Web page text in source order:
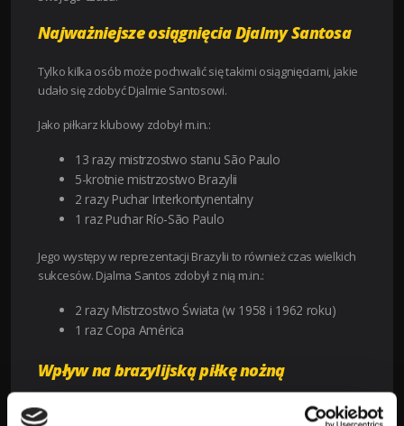
Najważniejsze osiągnięcia Djalmy Santosa
Tylko kilka osób może pochwalić się takimi osiągnięciami, jakie
udało się zdobyć Djalmie Santosowi.
Jako piłkarz klubowy zdobył m.in.:
13 razy mistrzostwo stanu São Paulo
5-krotnie mistrzostwo Brazylii
2 razy Puchar Interkontynentalny
1 raz Puchar Río-São Paulo
Jego występy w reprezentacji Brazylii to również czas wielkich
sukcesów. Djalma Santos zdobył z nią m.in.:
2 razy Mistrzostwo Świata (w 1958 i 1962 roku)
1 raz Copa América
Wpływ na brazylijską piłkę nożną
Djalma Santos to nie tylko legenda piłki nożnej, ale także